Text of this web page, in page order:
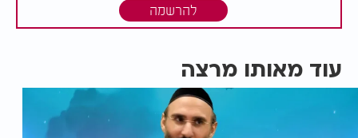
להרשמה
עוד מאותו מרצה